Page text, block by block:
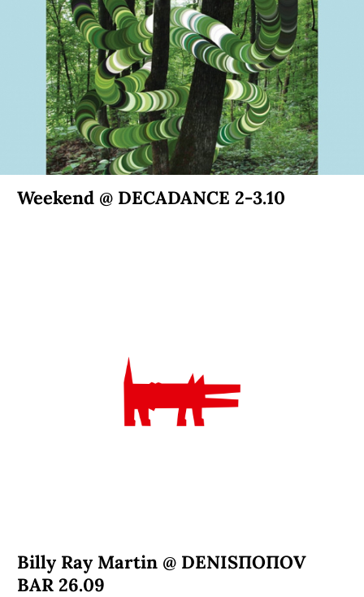
Weekend @ DECADANCE 2-3.10
Billy Ray Martin @ DENISПОПОV
BAR 26.09